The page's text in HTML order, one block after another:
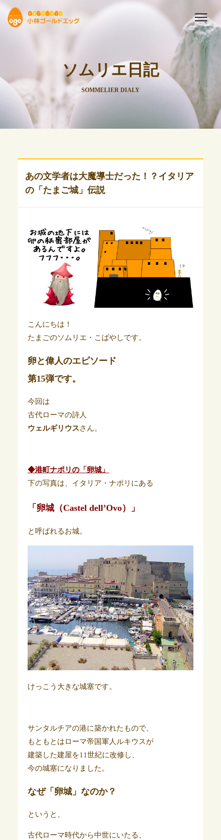
ソムリエ日記
SOMMELIER DIALY
あの文学者は大魔導士だった！？イタリア
の「たまご城」伝説
こんにちは！
たまごのソムリエ・こばやしです。
卵と偉人のエピソード
第15弾です。
今回は
古代ローマの詩人
ウェルギリウスさん。
◆港町ナポリの「卵城」
下の写真は、イタリア・ナポリにある
「卵城（Castel dell’Ovo）」
と呼ばれるお城。
けっこう大きな城塞です。
サンタルチアの港に築かれたもので、
もともとはローマ帝国軍人ルキウスが
建築した建屋を11世紀に改修し、
今の城塞になりました。
なぜ「卵城」なのか？
というと、
古代ローマ時代から中世にいたる、